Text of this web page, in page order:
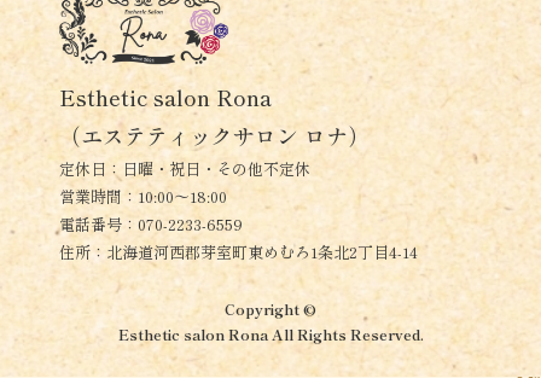
Esthetic salon Rona
（エステティックサロン ロナ）
定休日：日曜・祝日・その他不定休
営業時間：10:00～18:00
電話番号：070-2233-6559
住所：北海道河西郡芽室町東めむろ1条北2丁目4-14
Copyright ©
Esthetic salon Rona All Rights Reserved.